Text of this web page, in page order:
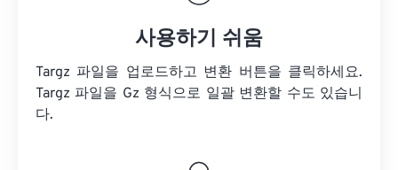
사용하기 쉬움
Targz 파일을 업로드하고 변환 버튼을 클릭하세요.
Targz 파일을 Gz 형식으로 일괄 변환할 수도 있습니
다.